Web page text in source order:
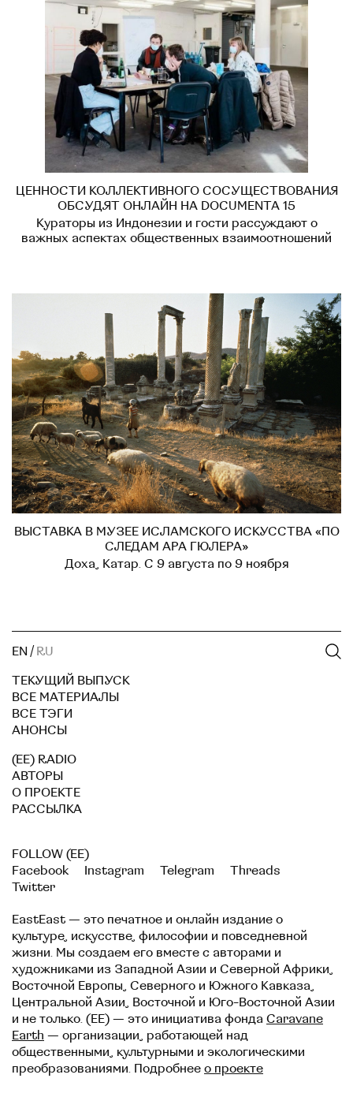
ЦЕННОСТИ КОЛЛЕКТИВНОГО СОСУЩЕСТВОВАНИЯ
ОБСУДЯТ ОНЛАЙН НА DOCUMENTA 15
Кураторы из Индонезии и гости рассуждают о
важных аспектах общественных взаимоотношений
ВЫСТАВКА В МУЗЕЕ ИСЛАМСКОГО ИСКУССТВА «ПО
СЛЕДАМ АРА ГЮЛЕРА»
Доха, Катар. С 9 августа по 9 ноября
EN / RU
ТЕКУЩИЙ ВЫПУСК
ВСЕ МАТЕРИАЛЫ
ВСЕ ТЭГИ
АНОНСЫ
(EE) RADIO
АВТОРЫ
О ПРОЕКТЕ
РАССЫЛКА
FOLLOW (EE)
Facebook
Instagram Telegram
Threads
Twitter
EastEast — это печатное и онлайн издание о
культуре, искусстве, философии и повседневной
жизни. Мы создаем его вместе с авторами и
художниками из Западной Азии и Северной Африки,
Восточной Европы, Северного и Южного Кавказа,
Центральной Азии, Восточной и Юго-Восточной Азии
и не только. (EE) — это инициатива фонда Caravane
Earth — организации, работающей над
общественными, культурными и экологическими
преобразованиями. Подробнее о проекте